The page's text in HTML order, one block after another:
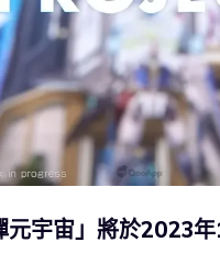
元宇宙」將於2023